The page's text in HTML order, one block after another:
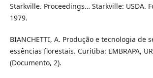
Starkville. Proceedings… Starkville: USDA.
1979.
BIANCHETTI, A. Produção e tecnologia de
essências florestais. Curitiba: EMBRAPA,
(Documento, 2).